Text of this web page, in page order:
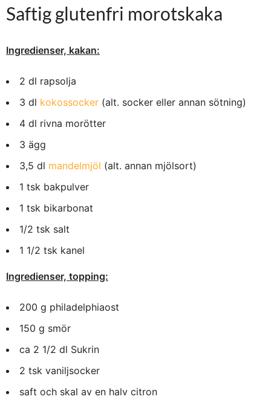
Saftig glutenfri morotskaka
Ingredienser, kakan:
2 dl rapsolja
3 dl kokossocker (alt. socker eller annan sötning)
4 dl rivna morötter
3 ägg
3,5 dl mandelmjöl (alt. annan mjölsort)
1 tsk bakpulver
1 tsk bikarbonat
1/2 tsk salt
1 1/2 tsk kanel
Ingredienser, topping:
200 g philadelphiaost
150 g smör
ca 2 1/2 dl Sukrin
2 tsk vaniljsocker
saft och skal av en halv citron